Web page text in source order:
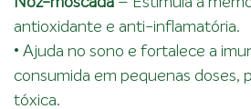
antioxidante e anti-inflamatória.
• Ajuda no sono e fortalece a
consumida em pequenas doses,
tóxica.